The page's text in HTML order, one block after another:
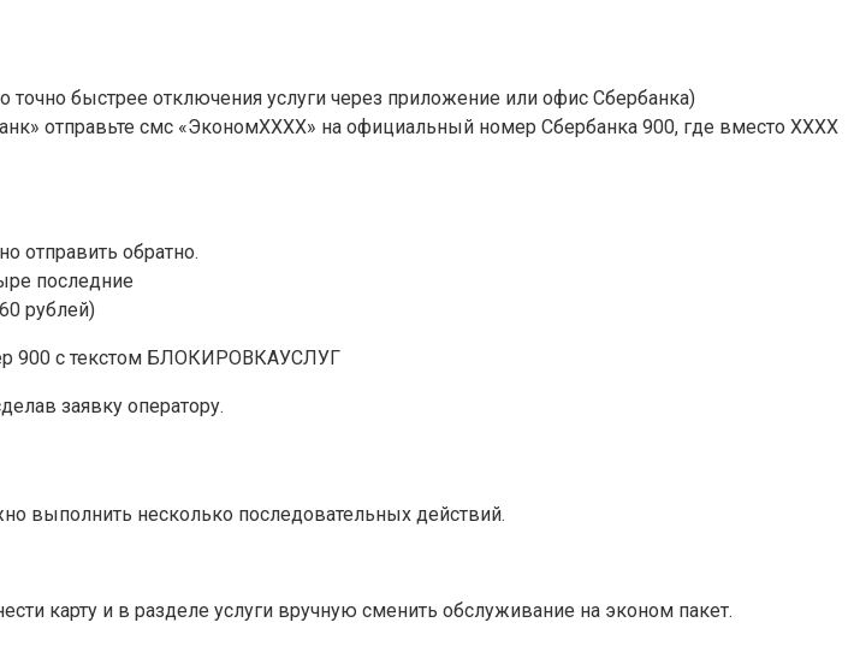
быстрее отключения услуги через приложение или офис Сбербанка)
отправьте смс «ЭкономХХХХ» на официальный номер Сбербанка 900, где вместо ХХХХ
отправить обратно.
последние
рублей)
900 с текстом БЛОКИРОВКАУСЛУГ
заявку оператору.
выполнить несколько последовательных действий.
карту и в разделе услуги вручную сменить обслуживание на эконом пакет.